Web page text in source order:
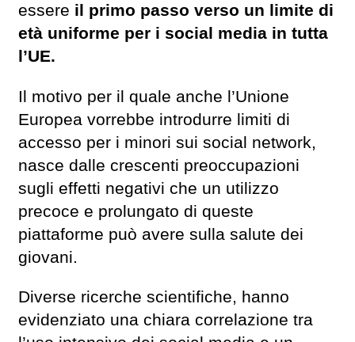
essere il primo passo verso un limite di
età uniforme per i social media in tutta
l’UE.
Il motivo per il quale anche l’Unione
Europea vorrebbe introdurre limiti di
accesso per i minori sui social network,
nasce dalle crescenti preoccupazioni
sugli effetti negativi che un utilizzo
precoce e prolungato di queste
piattaforme può avere sulla salute dei
giovani.
Diverse ricerche scientifiche, hanno
evidenziato una chiara correlazione tra